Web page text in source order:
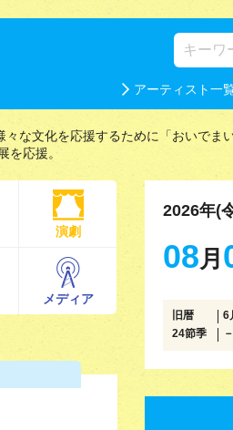
アーティスト一
な文化を応援するために「おいでま
を応援。
演劇
メディア
2026年(
08月
旧暦
6
24節季
－